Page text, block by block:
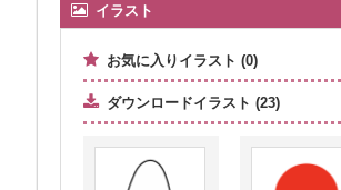
イラスト
お気に入りイラスト (0)
ダウンロードイラスト (23)